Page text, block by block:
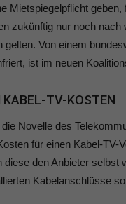
Mietspiegelpflicht
zukünftig nur noch
gelten. Von einem
ist im neuen
KABEL-TV-KOSTEN
Novelle des
für einen Kabel-
den Anbieter
Kabelanschlüsse